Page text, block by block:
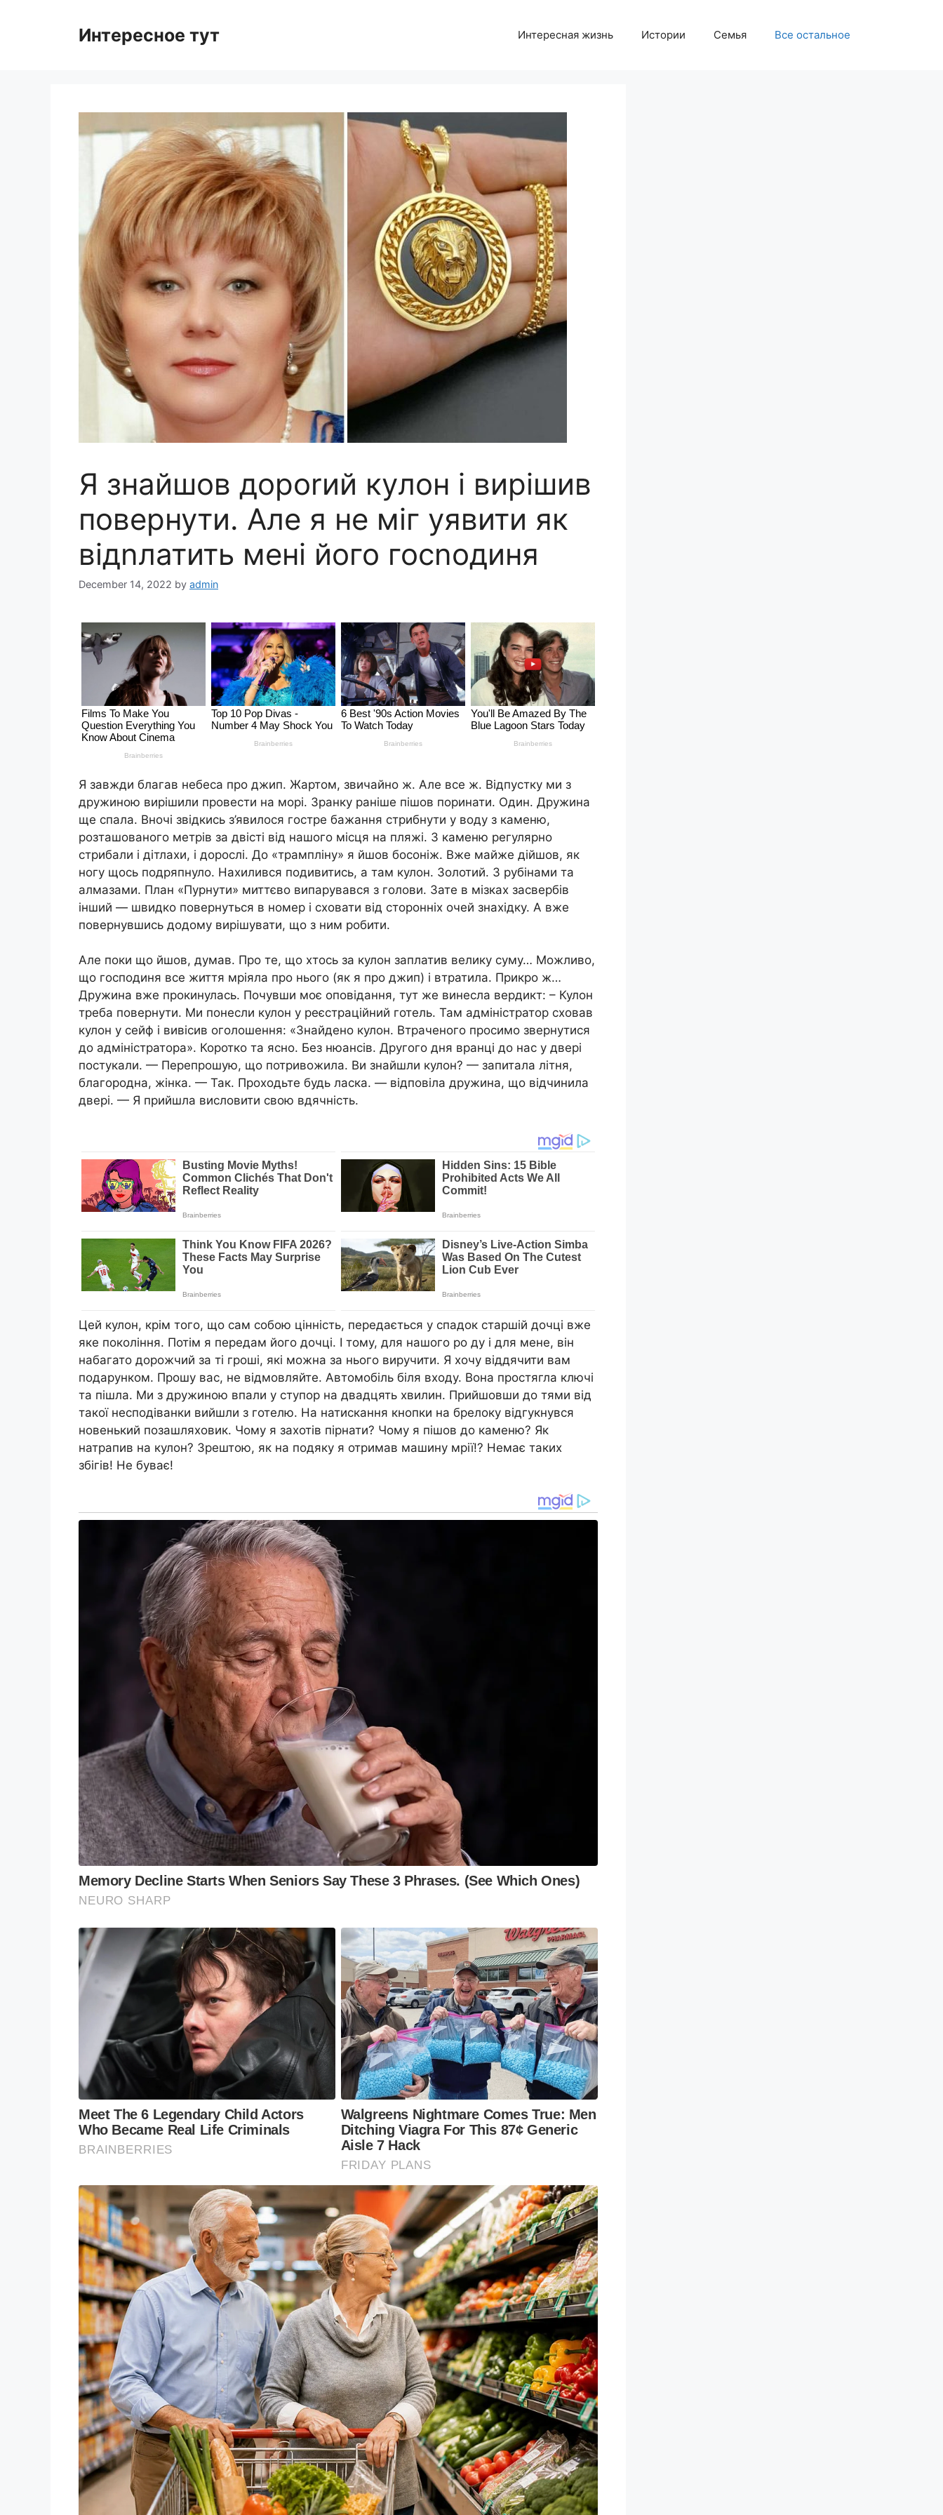
Интересное тут Интересная жизнь Истории Семья Все остальное
Я знайшов дороrий кyлон і вирішив
повернути. Але я не міг уявити як
відnлатить мені його госnодиня
December 14, 2022 by admin
Я завжди благав небеса про джип. Жартом, звичайно ж. Але все ж. Відпустку ми з
дружиною вирішили провести на морі. Зранку раніше пішов поринати. Один. Дружина
ще спала. Вночі звідкись з’явилося гостре бажання стрибнути у воду з каменю,
розташованого метрів за двісті від нашого місця на пляжі. З каменю регулярно
стрибали і дітлахи, і дорослі. До «трампліну» я йшов босоніж. Вже майже дійшов, як
ногу щось подряпнуло. Нахилився подивитись, а там кулон. Золотий. З рубінами та
алмазами. План «Пурнути» миттєво випарувався з голови. Зате в мізках засвербів
інший — швидко повернуться в номер і сховати від сторонніх очей знахідку. А вже
повернувшись додому вирішувати, що з ним робити.
Але поки що йшов, думав. Про те, що хтось за кулон заплатив велику суму… Можливо,
що господиня все життя мріяла про нього (як я про джип) і втратила. Прикро ж…
Дружина вже прокинулась. Почувши моє оповідання, тут же винесла вердикт: – Кулон
треба повернути. Ми понесли кулон у реєстраційний готель. Там адміністратор сховав
кулон у сейф і вивісив оголошення: «Знайдено кулон. Втраченого просимо звернутися
до адміністратора». Коротко та ясно. Без нюансів. Другого дня вранці до нас у двері
постукали. — Перепрошую, що потривожила. Ви знайшли кулон? — запитала літня,
благородна, жінка. — Так. Проходьте будь ласка. — відповіла дружина, що відчинила
двері. — Я прийшла висловити свою вдячність.
Цей кулон, крім того, що сам собою цінність, передається у спадок старшій дочці вже
яке покоління. Потім я передам його дочці. І тому, для нашого po ду і для мене, він
набагато дорожчий за ті гроші, які можна за нього виручити. Я хочу віддячити вам
подарунком. Прошу вас, не відмовляйте. Автомобіль біля входу. Вона простягла ключі
та пішла. Ми з дружиною впали у ступор на двадцять хвилин. Прийшовши до тями від
такої несподіванки вийшли з готелю. На натискання кнопки на брелоку відгукнувся
новенький позашляховик. Чому я захотів пірнати? Чому я пішов до каменю? Як
натрапив на кулон? Зрештою, як на подяку я отримав машину мрії!? Немає таких
збігів! Не буває!